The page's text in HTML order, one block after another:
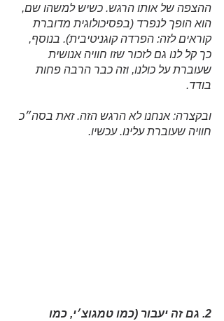
ההצפה של אותו הרגש. כשיש למשהו שם,
הוא הופך לנפרד (בפסיכולוגית מדוברת
קוראים לזה: הפרדה קוגניטיבית). בנוסף,
כך קל לנו גם לזכור שזו חוויה אנושית
שעוברת על כולנו, וזה כבר הרבה פחות
בודד.
ובקצרה: אנחנו לא הרגש הזה. זאת בסה״כ
חוויה שעוברת עלינו. עכשיו.
2. גם זה יעבור (כמו טמגוצ׳י, כמו